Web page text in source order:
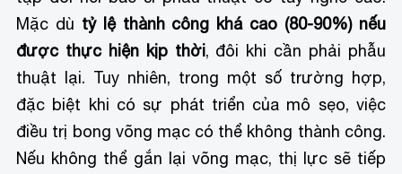
Mặc dù tỷ lệ thành công khá cao (80-90%) nếu
được thực hiện kịp thời, đôi khi cần phải phẫu
thuật lại. Tuy nhiên, trong một số trường hợp,
đặc biệt khi có sự phát triển của mô sẹo, việc
điều trị bong võng mạc có thể không thành công.
Nếu không thể gắn lại võng mạc, thị lực sẽ tiếp